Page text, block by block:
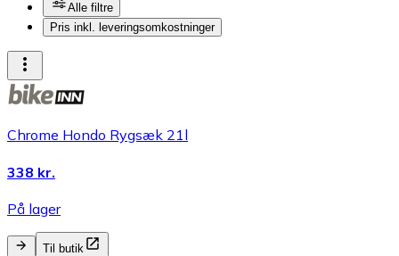
Alle filtre
Pris inkl. leveringsomkostninger
Chrome Hondo Rygsæk 21l
338 kr.
På lager
Til butik